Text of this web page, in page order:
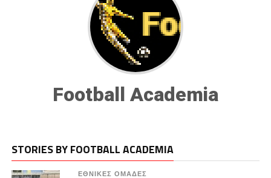
Football Academia
STORIES BY FOOTBALL ACADEMIA
ΕΘΝΙΚΕΣ ΟΜΑΔΕΣ